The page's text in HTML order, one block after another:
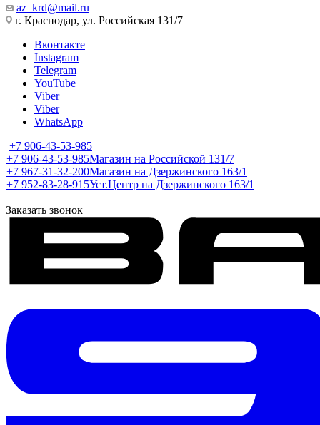
az_krd@mail.ru
г. Краснодар, ул. Российская 131/7
Вконтакте
Instagram
Telegram
YouTube
Viber
Viber
WhatsApp
+7 906-43-53-985
+7 906-43-53-985Магазин на Российской 131/7
+7 967-31-32-200Магазин на Дзержинского 163/1
+7 952-83-28-915Уст.Центр на Дзержинского 163/1
Заказать звонок